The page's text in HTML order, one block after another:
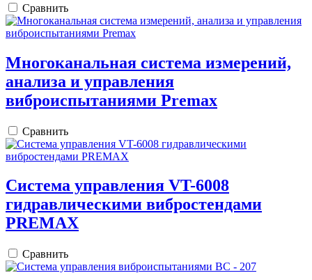
Сравнить
Многоканальная система измерений,
анализа и управления
виброиспытаниями Premax
Сравнить
Система управления VT-6008
гидравлическими вибростендами
PREMAX
Сравнить